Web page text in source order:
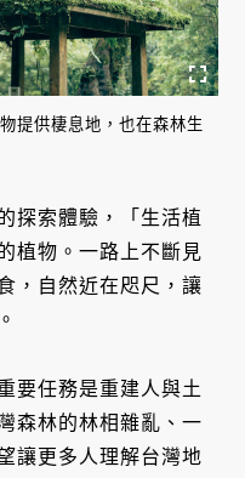
提供棲息地，也在森林生
探索體驗，「生活植
植物。一路上不斷見
，自然近在咫尺，讓
要任務是重建人與土
森林的林相雜亂、一
讓更多人理解台灣地